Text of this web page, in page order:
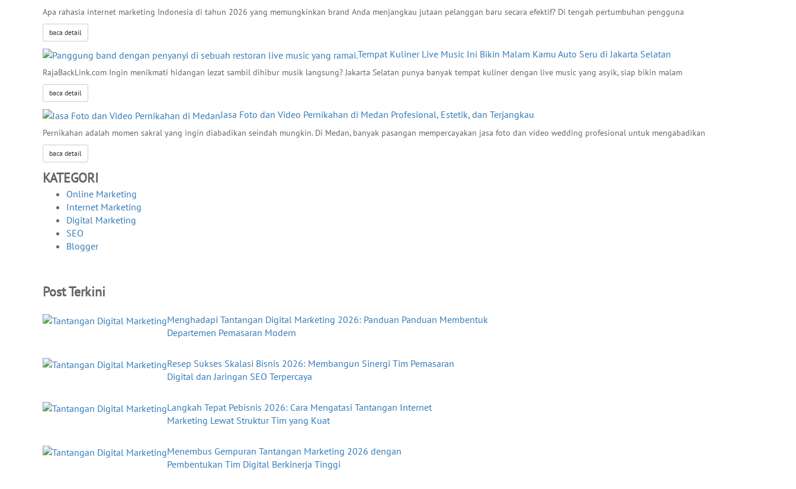
Apa rahasia internet marketing Indonesia di tahun 2026 yang memungkinkan brand Anda menjangkau jutaan pelanggan baru secara efektif? Di tengah pertumbuhan pengguna
baca detail
Tempat Kuliner Live Music Ini Bikin Malam Kamu Auto Seru di Jakarta Selatan
RajaBackLink.com Ingin menikmati hidangan lezat sambil dihibur musik langsung? Jakarta Selatan punya banyak tempat kuliner dengan live music yang asyik, siap bikin malam
baca detail
Jasa Foto dan Video Pernikahan di Medan Profesional, Estetik, dan Terjangkau
Pernikahan adalah momen sakral yang ingin diabadikan seindah mungkin. Di Medan, banyak pasangan mempercayakan jasa foto dan video wedding profesional untuk mengabadikan
baca detail
KATEGORI
Online Marketing
Internet Marketing
Digital Marketing
SEO
Blogger
Post Terkini
Menghadapi Tantangan Digital Marketing 2026: Panduan Panduan Membentuk
Departemen Pemasaran Modern
Resep Sukses Skalasi Bisnis 2026: Membangun Sinergi Tim Pemasaran
Digital dan Jaringan SEO Terpercaya
Langkah Tepat Pebisnis 2026: Cara Mengatasi Tantangan Internet
Marketing Lewat Struktur Tim yang Kuat
Menembus Gempuran Tantangan Marketing 2026 dengan
Pembentukan Tim Digital Berkinerja Tinggi